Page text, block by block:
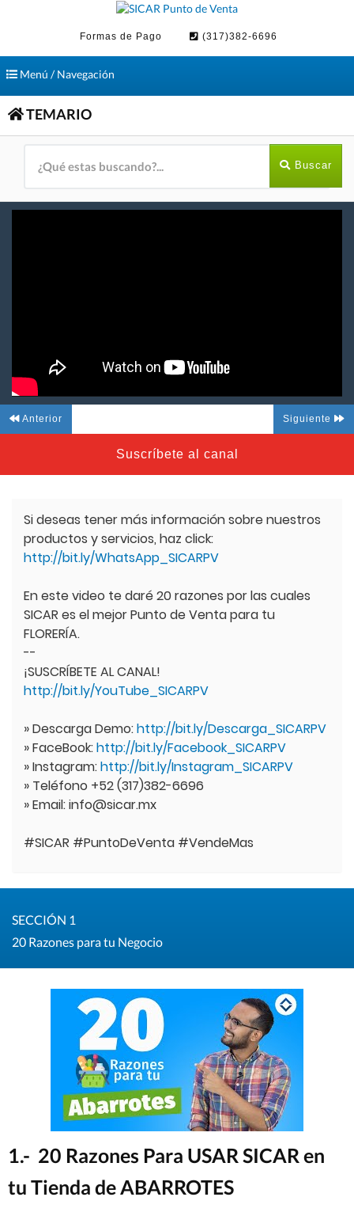
Formas de Pago (317)382-6696
ToggleMenú / Navegación
TEMARIO
Buscar
Anterior Siguiente
Suscríbete al canal
Si deseas tener más información sobre nuestros
productos y servicios, haz click:
http://bit.ly/WhatsApp_SICARPV
En este video te daré 20 razones por las cuales
SICAR es el mejor Punto de Venta para tu
FLORERÍA.
--
¡SUSCRÍBETE AL CANAL!
http://bit.ly/YouTube_SICARPV
» Descarga Demo:http://bit.ly/Descarga_SICARPV
» FaceBook:http://bit.ly/Facebook_SICARPV
» Instagram:http://bit.ly/Instagram_SICARPV
» Teléfono +52 (317)382-6696
» Email: info@sicar.mx
#SICAR #PuntoDeVenta #VendeMas
SECCIÓN 1
20 Razones para tu Negocio
1.- 20 Razones Para USAR SICAR en
tu Tienda de ABARROTES